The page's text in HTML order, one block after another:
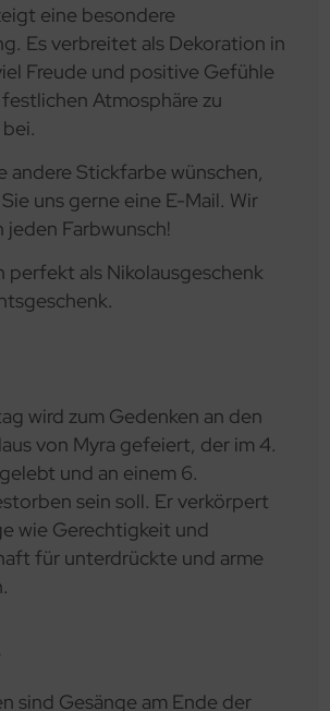
eine besondere
Es verbreitet als Dekoration in
Freude und positive Gefühle
Atmosphäre zu
andere Stickfarbe wünschen,
uns gerne eine E-Mail. Wir
jeden Farbwunsch!
perfekt als Nikolausgeschenk
wird zum Gedenken an den
von Myra gefeiert, der im 4.
und an einem 6.
sein soll. Er verkörpert
wie Gerechtigkeit und
für unterdrückte und arme
sind Gesänge am Ende der